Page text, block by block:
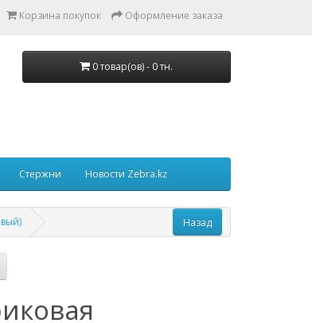
Корзина покупок Оформление заказа
0 товар(ов) - 0 тн.
Стержни Новости Zebra.kz